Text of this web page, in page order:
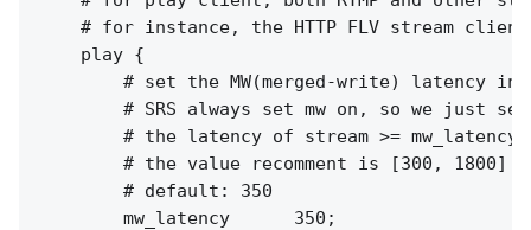
# for instance, the HTTP FLV stream
    play {
# set the MW(merged-write) latency
# SRS always set mw on, so we just
# the latency of stream >= mw_latency
        # the value recomment is [300, 1800]
        # default: 350
        mw_latency      350;